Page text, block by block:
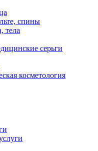
спины
тела
серьги
косметология